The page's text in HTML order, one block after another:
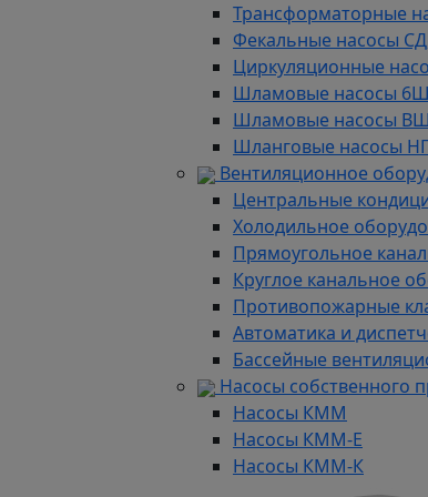
Трансформаторные
Фекальные насосы
Циркуляционные
Шламовые насосы
Шламовые насосы
Шланговые насосы
Вентиляционное
Центральные
Холодильное
Прямоугольное
Круглое канальное
Противопожарные
Автоматика и
Бассейные
Насосы собственного
Насосы КММ
Насосы КММ-Е
Насосы КММ-К